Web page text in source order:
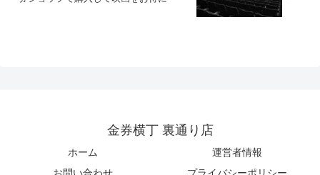
金券横丁 裏通り店
ホーム
運営者情報